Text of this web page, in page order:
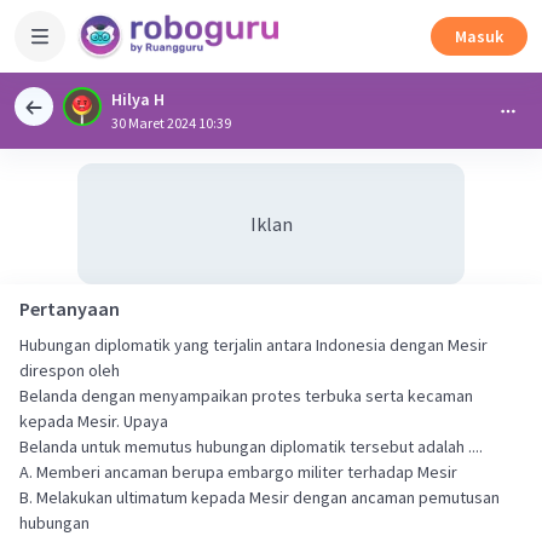
Masuk
Hilya H
30 Maret 2024 10:39
Iklan
Pertanyaan
Hubungan diplomatik yang terjalin antara Indonesia dengan Mesir
direspon oleh
Belanda dengan menyampaikan protes terbuka serta kecaman
kepada Mesir. Upaya
Belanda untuk memutus hubungan diplomatik tersebut adalah ....
A. Memberi ancaman berupa embargo militer terhadap Mesir
B. Melakukan ultimatum kepada Mesir dengan ancaman pemutusan
hubungan